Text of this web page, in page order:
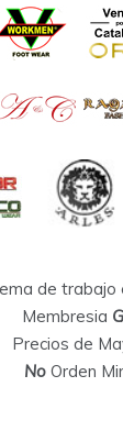
de trabajo
Membresia
Precios de
NoOrden